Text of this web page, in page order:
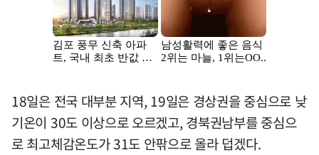
18일은 전국 대부분 지역, 19일은 경상권을 중심으로 낮
기온이 30도 이상으로 오르겠고, 경북권남부를 중심으
로 최고체감온도가 31도 안팎으로 올라 덥겠다.